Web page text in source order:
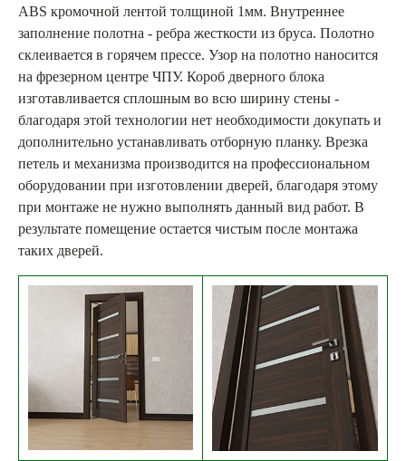
ABS кромочной лентой толщиной 1мм. Внутреннее
заполнение полотна - ребра жесткости из бруса. Полотно
склеивается в горячем прессе. Узор на полотно наносится
на фрезерном центре ЧПУ. Короб дверного блока
изготавливается сплошным во всю ширину стены -
благодаря этой технологии нет необходимости докупать и
дополнительно устанавливать отборную планку. Врезка
петель и механизма производится на профессиональном
оборудовании при изготовлении дверей, благодаря этому
при монтаже не нужно выполнять данный вид работ. В
результате помещение остается чистым после монтажа
таких дверей.